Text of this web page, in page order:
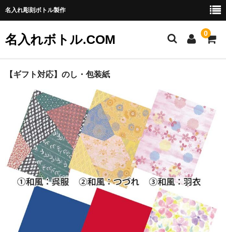
名入れ彫刻ボトル製作
名入れボトル.COM 0
ご利用ガイド
特定商取引法に基づく表記
お問い合わせ
【ギフト対応】のし・包装紙